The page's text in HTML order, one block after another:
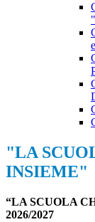
"LA
INSIEME"
“LA SCUOLA
2026/2027